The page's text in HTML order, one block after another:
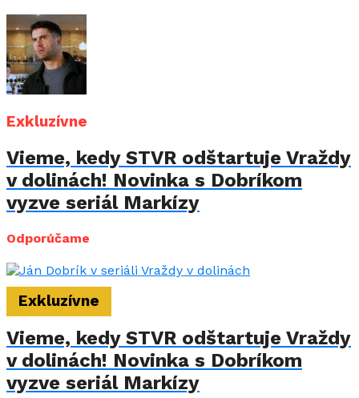
Exkluzívne
Vieme, kedy STVR odštartuje Vraždy
v dolinách! Novinka s Dobríkom
vyzve seriál Markízy
Odporúčame
Exkluzívne
Vieme, kedy STVR odštartuje Vraždy
v dolinách! Novinka s Dobríkom
vyzve seriál Markízy